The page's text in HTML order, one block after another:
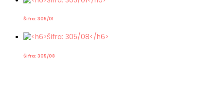
Šifra: 305/01
Šifra: 305/08